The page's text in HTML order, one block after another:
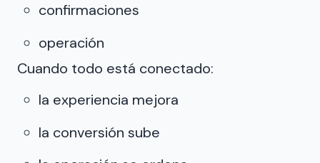
confirmaciones
operación
Cuando todo está conectado:
la experiencia mejora
la conversión sube